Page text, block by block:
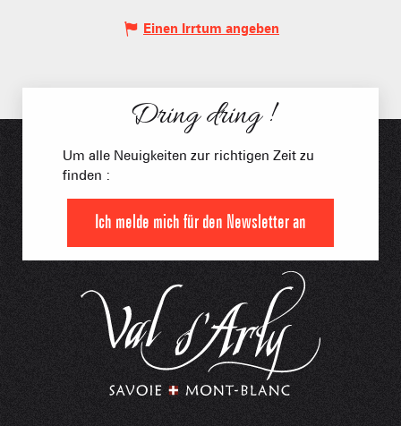
Einen Irrtum angeben
Dring dring !
Um alle Neuigkeiten zur richtigen Zeit zu
finden :
Ich melde mich für den Newsletter an